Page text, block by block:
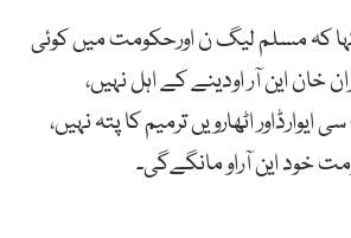
کہ مسلم لیگ ن اورحکومت میں کوئی
خان این آر اودینے کے اہل نہیں،
ایوارڈاور اٹھارویں ترمیم کا پتہ نہیں،
خود این آراو مانگےگی۔